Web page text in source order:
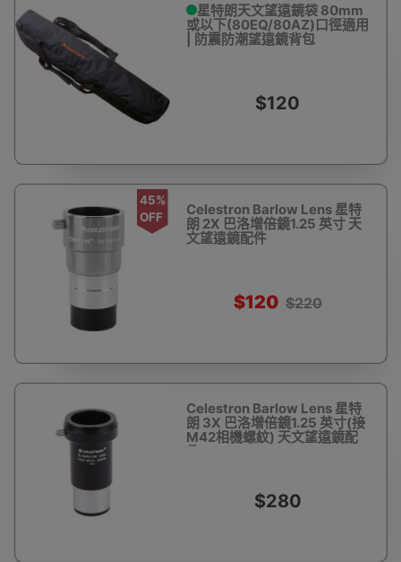
星特朗天文望遠鏡袋 80mm
或以下(80EQ/80AZ)口徑適用
| 防震防潮望遠鏡背包
$120
45%
OFF
Celestron Barlow Lens 星特
朗 2X 巴洛增倍鏡1.25 英寸 天
文望遠鏡配件
$120 $220
Celestron Barlow Lens 星特
朗 3X 巴洛增倍鏡1.25 英寸(接
M42相機螺紋) 天文望遠鏡配
件
$280